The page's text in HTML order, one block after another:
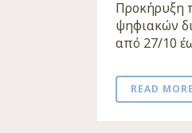
Προκήρυξη
ψηφιακών
από 27/10
READ MORE